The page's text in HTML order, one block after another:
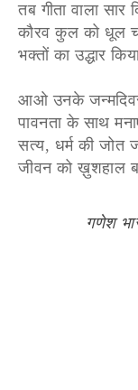
तब गीता वाला सार
कौरव कुल को धूल
भक्तों का उद्धार
आओ उनके
पावनता के साथ
सत्य, धर्म की जोत
जीवन को ख़ुशहाल
गणेश